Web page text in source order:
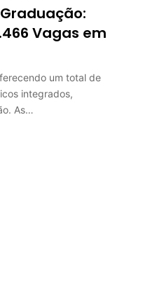
Vagas em
um total de
integrados,
As…